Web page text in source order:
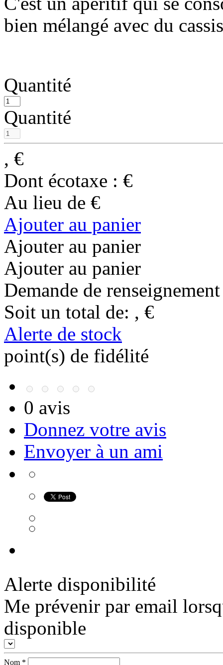
bien mélangé avec du
Quantité
Quantité
, €
Dont écotaxe : €
Au lieu de €
Ajouter au panier
Ajouter au panier
Ajouter au panier
Demande de renseignement
Soit un total de: , €
Alerte de stock
point(s) de fidélité
0 avis
Donnez votre avis
Envoyer à un ami
Alerte disponibilité
Me prévenir par email
disponible
Nom *